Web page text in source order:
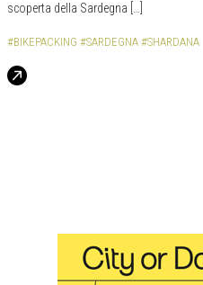
scoperta della Sardegna […]
#BIKEPACKING #SARDEGNA #SHARDANA